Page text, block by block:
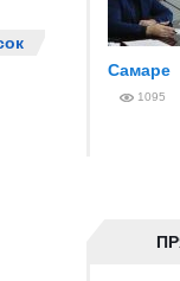
Самаре
1095